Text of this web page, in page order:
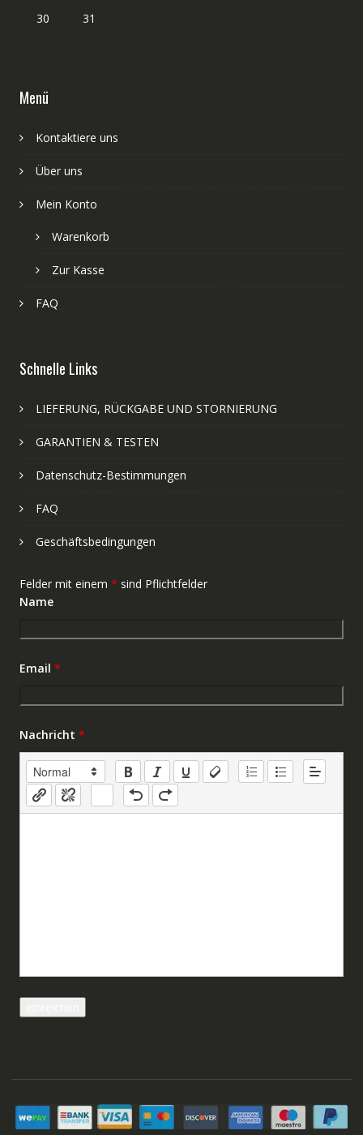
30
31
Menü
Kontaktiere uns
Über uns
Mein Konto
Warenkorb
Zur Kasse
FAQ
Schnelle Links
LIEFERUNG, RÜCKGABE UND STORNIERUNG
GARANTIEN & TESTEN
Datenschutz-Bestimmungen
FAQ
Geschäftsbedingungen
Felder mit einem * sind Pflichtfelder
Name
Email *
Nachricht *